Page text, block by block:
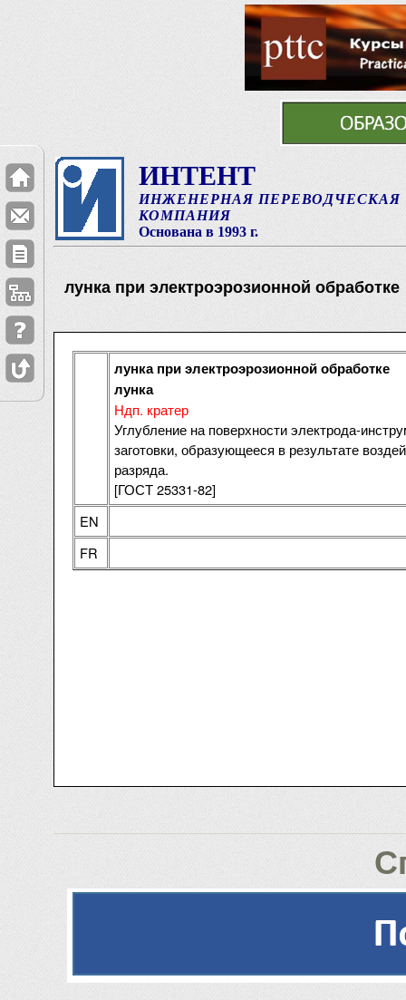
ИНТЕНТ
ИНЖЕНЕРНАЯ ПЕРЕВОДЧЕСКАЯ
КОМПАНИЯ
Основана в 1993 г.
лунка при электроэрозионной обработке
лунка при электроэрозионной обработке
лунка
Ндп. кратер
Углубление на поверхности электрода-
заготовки, образующееся в результате
разряда.
[ГОСТ 25331-82]
EN
FR